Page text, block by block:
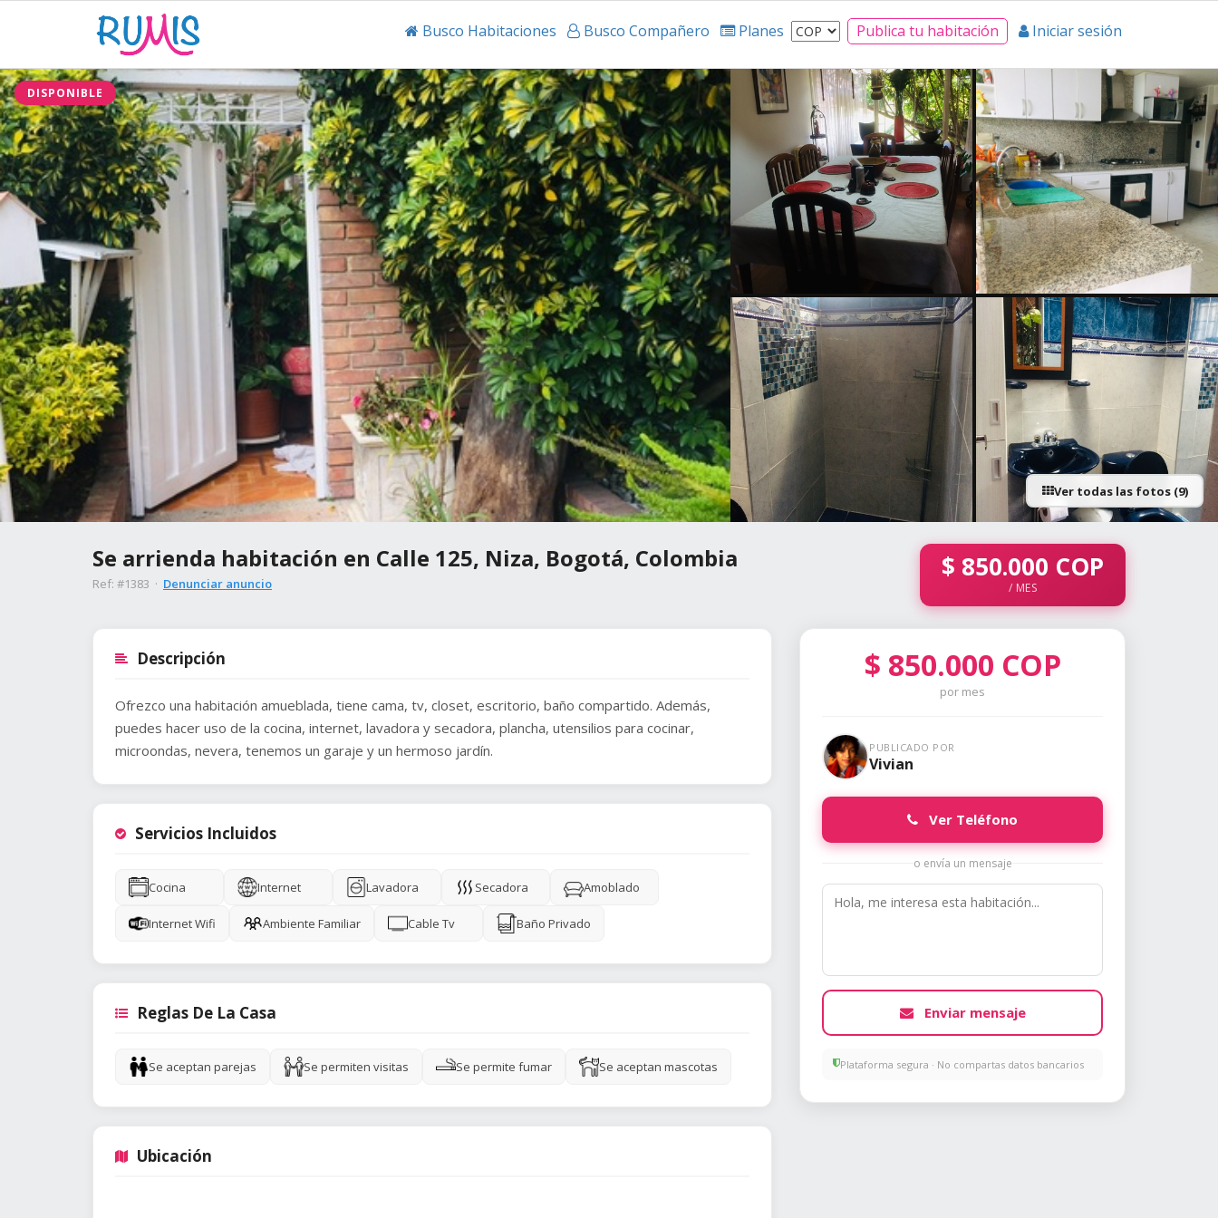
Busco Habitaciones Busco Compañero Planes Publica tu habitación Iniciar sesión
DISPONIBLE
Ver todas las fotos (9)
Se arrienda habitación en Calle 125, Niza, Bogotá, Colombia
Ref: #1383 · Denunciar anuncio
$ 850.000 COP
/ MES
Descripción
Ofrezco una habitación amueblada, tiene cama, tv, closet, escritorio, baño compartido. Además,
puedes hacer uso de la cocina, internet, lavadora y secadora, plancha, utensilios para cocinar,
microondas, nevera, tenemos un garaje y un hermoso jardín.
Servicios Incluidos
Cocina Internet Lavadora Secadora Amoblado
Internet Wifi Ambiente Familiar Cable Tv Baño Privado
Reglas De La Casa
Se aceptan parejas Se permiten visitas Se permite fumar Se aceptan mascotas
Ubicación
$ 850.000 COP
por mes
PUBLICADO POR
Vivian
Ver Teléfono
o envía un mensaje
Enviar mensaje
Plataforma segura · No compartas datos bancarios